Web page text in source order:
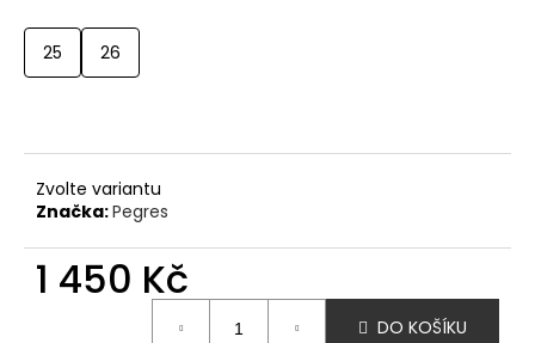
25 26
Zvolte variantu
Značka:Pegres
1 450 Kč
DO KOŠÍKU
o
u
j
e
m
XTI